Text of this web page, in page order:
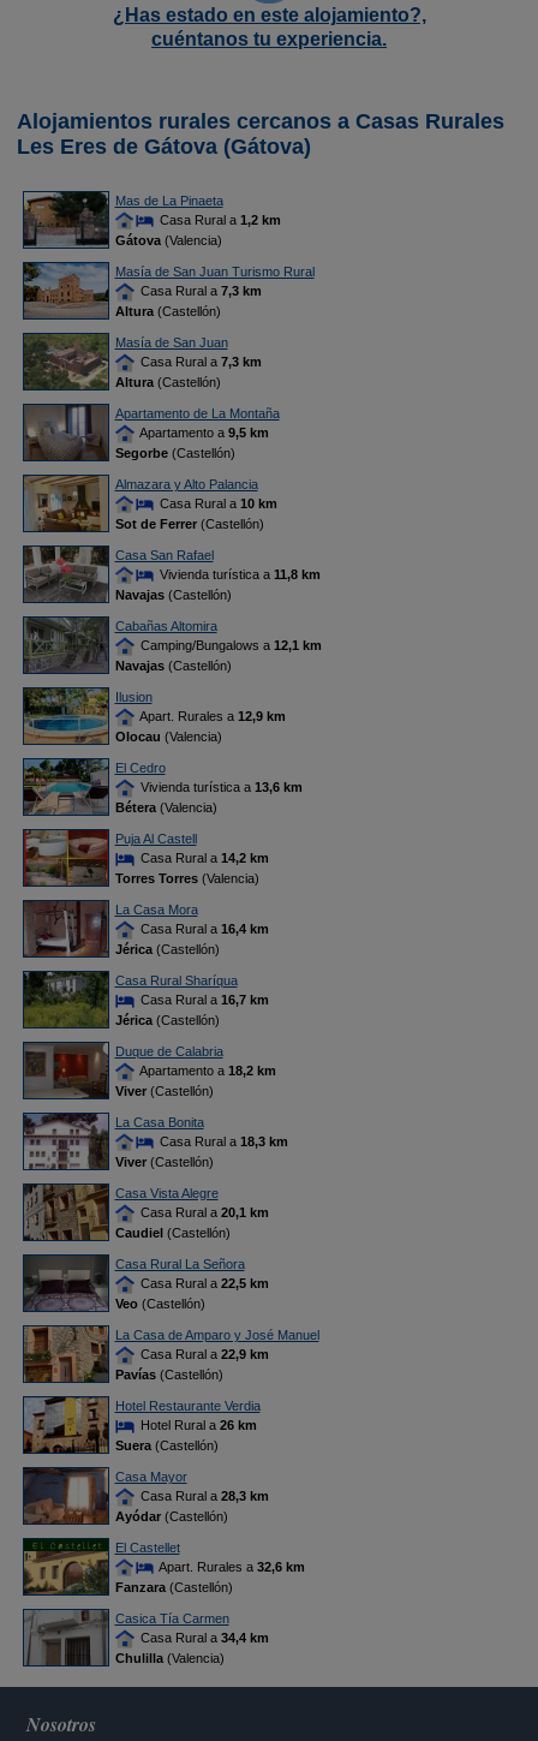
¿Has estado en este alojamiento?,
cuéntanos tu experiencia.
Alojamientos rurales cercanos a Casas Rurales
Les Eres de Gátova (Gátova)
Mas de La Pinaeta
Casa Rural a 1,2 km
Gátova(Valencia)
Masía de San Juan Turismo Rural
Casa Rural a 7,3 km
Altura(Castellón)
Masía de San Juan
Casa Rural a 7,3 km
Altura(Castellón)
Apartamento de La Montaña
Apartamento a 9,5 km
Segorbe(Castellón)
Almazara y Alto Palancia
Casa Rural a 10 km
Sot de Ferrer(Castellón)
Casa San Rafael
Vivienda turística a 11,8 km
Navajas(Castellón)
Cabañas Altomira
Camping/Bungalows a 12,1 km
Navajas(Castellón)
Ilusion
Apart. Rurales a 12,9 km
Olocau (Valencia)
El Cedro
Vivienda turística a 13,6 km
Bétera(Valencia)
Puja Al Castell
Casa Rural a 14,2 km
Torres Torres(Valencia)
La Casa Mora
Casa Rural a 16,4 km
Jérica(Castellón)
Casa Rural Sharíqua
Casa Rural a 16,7 km
Jérica(Castellón)
Duque de Calabria
Apartamento a 18,2 km
Viver(Castellón)
La Casa Bonita
Casa Rural a 18,3 km
Viver(Castellón)
Casa Vista Alegre
Casa Rural a 20,1 km
Caudiel(Castellón)
Casa Rural La Señora
Casa Rural a 22,5 km
Veo(Castellón)
La Casa de Amparo y José Manuel
Casa Rural a 22,9 km
Pavías(Castellón)
Hotel Restaurante Verdia
Hotel Rural a 26 km
Suera(Castellón)
Casa Mayor
Casa Rural a 28,3 km
Ayódar(Castellón)
El Castellet
Apart. Rurales a 32,6 km
Fanzara(Castellón)
Casica Tía Carmen
Casa Rural a 34,4 km
Chulilla(Valencia)
Nosotros